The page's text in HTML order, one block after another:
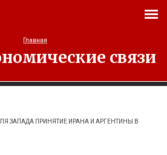
связи
ЗАПАДА ПРИНЯТИЕ ИРАНА И АРГЕНТИНЫ В